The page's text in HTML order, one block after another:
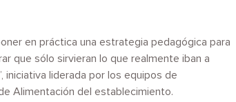
en práctica una estrategia pedagógica para
que sólo sirvieran lo que realmente iban a
iniciativa liderada por los equipos de
Alimentación del establecimiento.